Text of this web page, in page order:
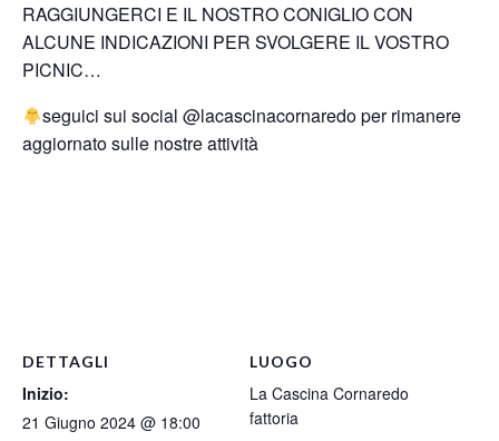
RAGGIUNGERCI E IL NOSTRO CONIGLIO CON
ALCUNE INDICAZIONI PER SVOLGERE IL VOSTRO
PICNIC…
seguici sui social @lacascinacornaredo per rimanere
aggiornato sulle nostre attività
DETTAGLI
Inizio:
21 Giugno 2024 @ 18:00
LUOGO
La Cascina Cornaredo
fattoria